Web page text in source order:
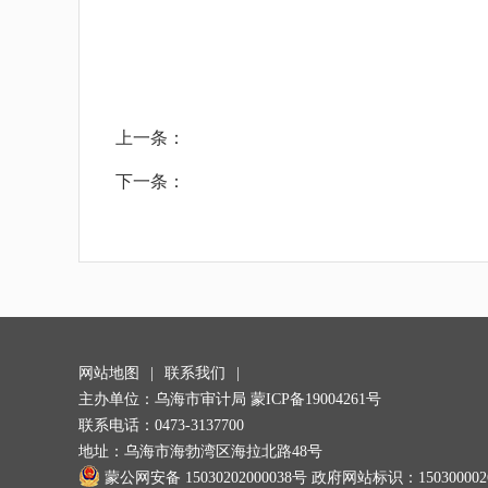
上一条：
下一条：
网站地图 联系我们
主办单位：乌海市审计局 蒙ICP备19004261号
联系电话：0473-3137700
地址：乌海市海勃湾区海拉北路48号
蒙公网安备 15030202000038号 政府网站标识：